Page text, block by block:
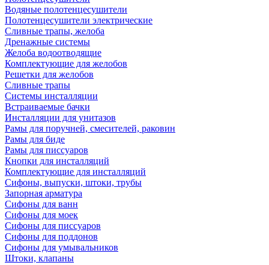
Водяные полотенцесушители
Полотенцесушители электрические
Сливные трапы, желоба
Дренажные системы
Желоба водоотводящие
Комплектующие для желобов
Решетки для желобов
Сливные трапы
Системы инсталляции
Встраиваемые бачки
Инсталляции для унитазов
Рамы для поручней, смесителей, раковин
Рамы для биде
Рамы для писсуаров
Кнопки для инсталляций
Комплектующие для инсталляций
Сифоны, выпуски, штоки, трубы
Запорная арматура
Сифоны для ванн
Сифоны для моек
Сифоны для писсуаров
Сифоны для поддонов
Сифоны для умывальников
Штоки, клапаны